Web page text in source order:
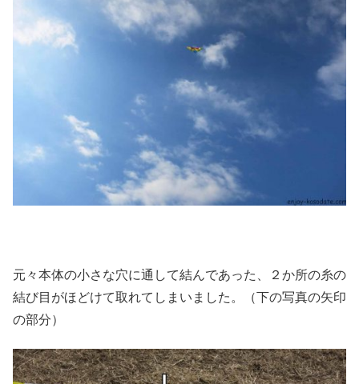
元々本体の小さな穴に通して結んであった、２か所の糸の
結び目がほどけて取れてしまいました。（下の写真の矢印
の部分）